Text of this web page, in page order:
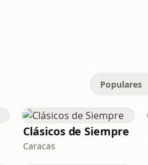
Populares
Clásicos de Siempre
Caracas